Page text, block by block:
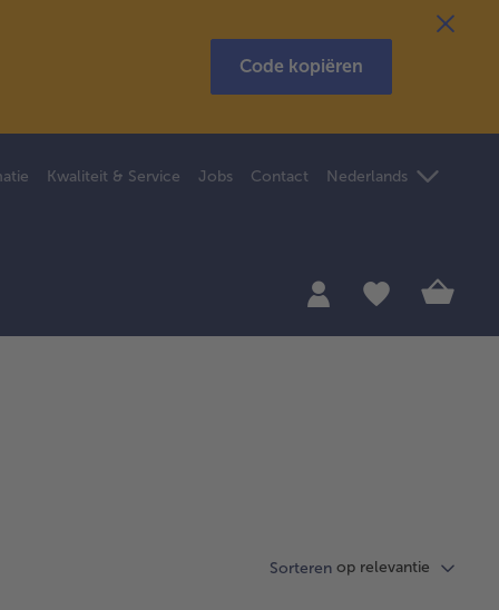
Code kopiëren
Kwaliteit & Service Jobs Contact Nederlands
Sorteren op relevantie